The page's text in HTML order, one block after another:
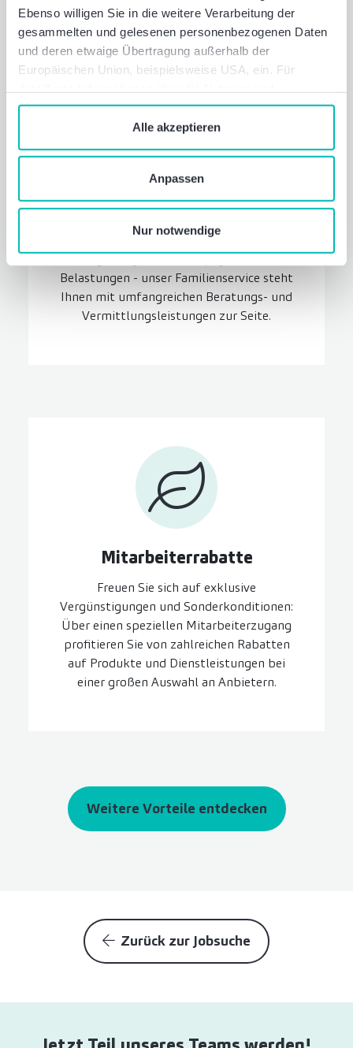
Ebenso willigen Sie in die weitere Verarbeitung der
gesammelten und gelesenen personenbezogenen Daten
und deren etwaige Übertragung außerhalb der
Europäischen Union, beispielsweise USA, ein. Für
Verwaltung von Cookies klicken Sie auf „Details“. Mit
dem Klick auf „Cookies verbieten“ lehnen Sie die
Verwendung von zustimmungspflichtigen Cookies ab. Sie
, wenn Sie unsere Webseite
nutzen.
Alle akzeptieren
Anpassen
Nur notwendige
Familien­service
Wir unterstützen Sie und Ihre Familie in
allen Lebenslagen. Ob bei der
Kinderbetreuung, bei der Pflege von
Angehörigen oder bei psychischen
Belastungen - unser Familienservice steht
Ihnen mit umfangreichen Beratungs- und
Vermittlungsleistungen zur Seite.
Mitarbeiter­rabatte
Freuen Sie sich auf exklusive
Vergünstigungen und Sonderkonditionen:
Über einen speziellen Mitarbeiterzugang
profitieren Sie von zahlreichen Rabatten
auf Produkte und Dienstleistungen bei
einer großen Auswahl an Anbietern.
Weitere Vorteile entdecken
Zurück zur Jobsuche